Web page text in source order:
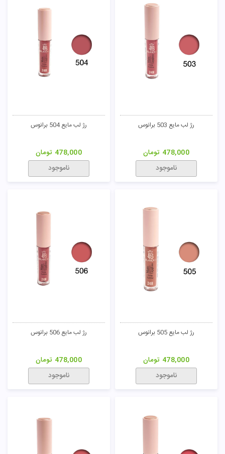
رژ لب مایع 503 برانوس
478,000 تومان
ناموجود
رژ لب مایع 504 برانوس
478,000 تومان
ناموجود
رژ لب مایع 505 برانوس
478,000 تومان
ناموجود
رژ لب مایع 506 برانوس
478,000 تومان
ناموجود